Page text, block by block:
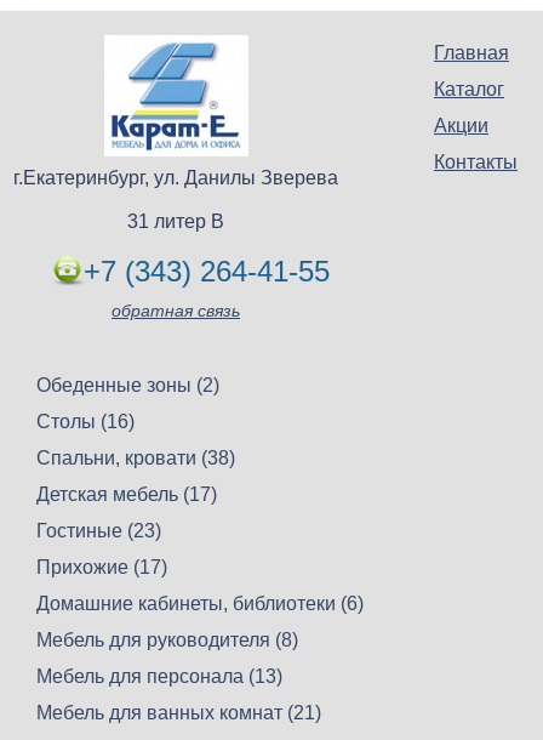
Главная
Каталог
Акции
Контакты
г.Екатеринбург, ул. Данилы Зверева
31 литер В
+7 (343) 264-41-55
обратная связь
Обеденные зоны (2)
Столы (16)
Спальни, кровати (38)
Детская мебель (17)
Гостиные (23)
Прихожие (17)
Домашние кабинеты, библиотеки (6)
Мебель для руководителя (8)
Мебель для персонала (13)
Мебель для ванных комнат (21)